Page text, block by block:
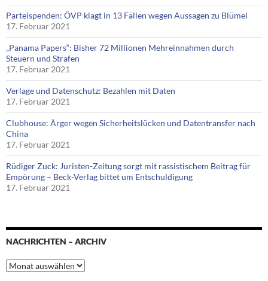
Parteispenden: ÖVP klagt in 13 Fällen wegen Aussagen zu Blümel
17. Februar 2021
„Panama Papers“: Bisher 72 Millionen Mehreinnahmen durch
Steuern und Strafen
17. Februar 2021
Verlage und Datenschutz: Bezahlen mit Daten
17. Februar 2021
Clubhouse: Ärger wegen Sicherheitslücken und Datentransfer nach
China
17. Februar 2021
Rüdiger Zuck: Juristen-Zeitung sorgt mit rassistischem Beitrag für
Empörung – Beck-Verlag bittet um Entschuldigung
17. Februar 2021
NACHRICHTEN – ARCHIV
Nachrichten
–